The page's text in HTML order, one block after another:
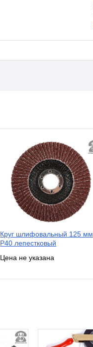
Круг шлифовальный 125 мм
Р40 лепестковый